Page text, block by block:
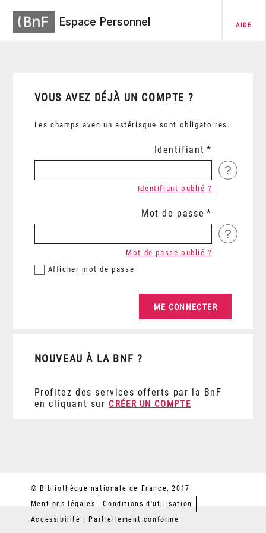
Espace Personnel AIDE
VOUS AVEZ DÉJÀ UN COMPTE ?
Les champs avec un astérisque sont obligatoires.
Identifiant
?
Identifiant oublié ?
Mot de passe
?
Afficher mot de passe
Mot de passe oublié ?
NOUVEAU À LA BNF ?
Profitez des services offerts par la BnF
en cliquant sur CRÉER UN COMPTE
© Bibliothèque nationale de France, 2017
Mentions légales
Conditions d'utilisation
Accessibilité : Partiellement conforme